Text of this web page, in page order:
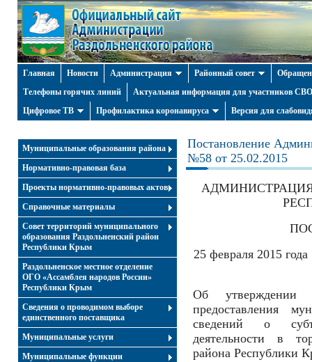
Главная Новости Администрация Районный совет
Телефоны горячих линий
Актуальная информация для участников СВО
Цифровое ТВ
Профилактика коронавируса Версия для
Муниципальные образования района
Нормативно-правовая база
Проекты нормативно-правовых актов
Справочные материалы
Совет территорий муниципального
образования Раздольненский район
Республики Крым
Раздольненское местное отделение
ОГО «Ассамблея народов России»
Республики Крым
Cведения о проводимом выборе
единственного поставщика
Муниципальные услуги
Муниципальные функции
Постановление
№58 от 25.02.2015
25 февраля
Об утверждении
предоставления
сведений о
деятельности в
района Республики